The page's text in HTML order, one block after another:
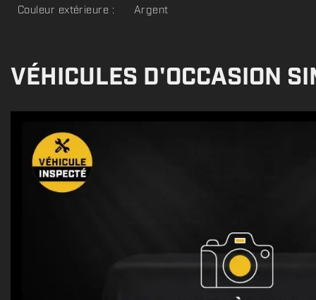
Couleur extérieure :
Argent
VÉHICULES D'OCCASION